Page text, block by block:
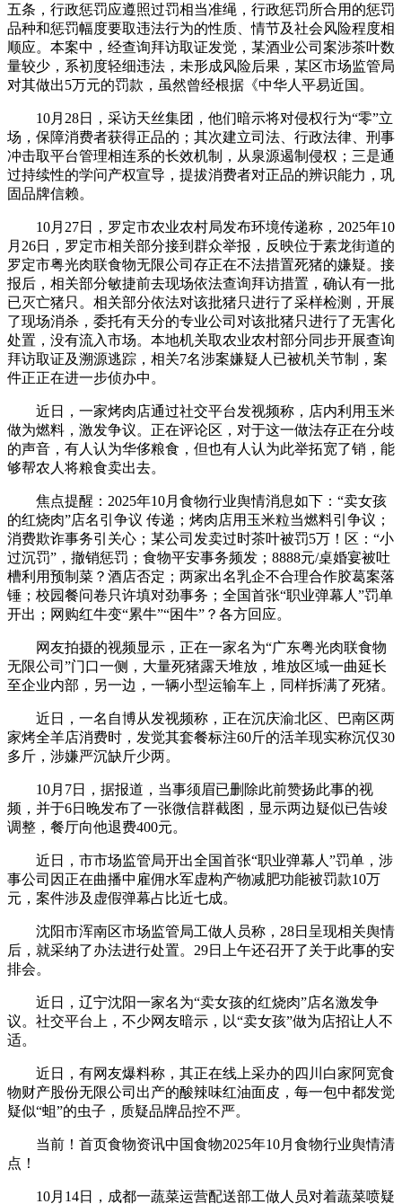
五条，行政惩罚应遵照过罚相当准绳，行政惩罚所合用的惩罚
品种和惩罚幅度要取违法行为的性质、情节及社会风险程度相
顺应。本案中，经查询拜访取证发觉，某酒业公司案涉茶叶数
量较少，系初度轻细违法，未形成风险后果，某区市场监管局
对其做出5万元的罚款，虽然曾经根据《中华人平易近国。
10月28日，采访天丝集团，他们暗示将对侵权行为“零”立
场，保障消费者获得正品的；其次建立司法、行政法律、刑事
冲击取平台管理相连系的长效机制，从泉源遏制侵权；三是通
过持续性的学问产权宣导，提拔消费者对正品的辨识能力，巩
固品牌信赖。
10月27日，罗定市农业农村局发布环境传递称，2025年10
月26日，罗定市相关部分接到群众举报，反映位于素龙街道的
罗定市粤光肉联食物无限公司存正在不法措置死猪的嫌疑。接
报后，相关部分敏捷前去现场依法查询拜访措置，确认有一批
已灭亡猪只。相关部分依法对该批猪只进行了采样检测，开展
了现场消杀，委托有天分的专业公司对该批猪只进行了无害化
处置，没有流入市场。本地机关取农业农村部分同步开展查询
拜访取证及溯源逃踪，相关7名涉案嫌疑人已被机关节制，案
件正正在进一步侦办中。
近日，一家烤肉店通过社交平台发视频称，店内利用玉米
做为燃料，激发争议。正在评论区，对于这一做法存正在分歧
的声音，有人认为华侈粮食，但也有人认为此举拓宽了销，能
够帮农人将粮食卖出去。
焦点提醒：2025年10月食物行业舆情消息如下：“卖女孩
的红烧肉”店名引争议 传递；烤肉店用玉米粒当燃料引争议；
消费欺诈事务引关心；某公司发卖过时茶叶被罚5万！区：“小
过沉罚”，撤销惩罚；食物平安事务频发；8888元/桌婚宴被吐
槽利用预制菜？酒店否定；两家出名乳企不合理合作胶葛案落
锤；校园餐问卷只许填对劲事务；全国首张“职业弹幕人”罚单
开出；网购红牛变“累牛”“困牛”？各方回应。
网友拍摄的视频显示，正在一家名为“广东粤光肉联食物
无限公司”门口一侧，大量死猪露天堆放，堆放区域一曲延长
至企业内部，另一边，一辆小型运输车上，同样拆满了死猪。
近日，一名自博从发视频称，正在沉庆渝北区、巴南区两
家烤全羊店消费时，发觉其套餐标注60斤的活羊现实称沉仅30
多斤，涉嫌严沉缺斤少两。
10月7日，据报道，当事须眉已删除此前赞扬此事的视
频，并于6日晚发布了一张微信群截图，显示两边疑似已告竣
调整，餐厅向他退费400元。
近日，市市场监管局开出全国首张“职业弹幕人”罚单，涉
事公司因正在曲播中雇佣水军虚构产物减肥功能被罚款10万
元，案件涉及虚假弹幕占比近七成。
沈阳市浑南区市场监管局工做人员称，28日呈现相关舆情
后，就采纳了办法进行处置。29日上午还召开了关于此事的安
排会。
近日，辽宁沈阳一家名为“卖女孩的红烧肉”店名激发争
议。社交平台上，不少网友暗示，以“卖女孩”做为店招让人不
适。
近日，有网友爆料称，其正在线上采办的四川白家阿宽食
物财产股份无限公司出产的酸辣味红油面皮，每一包中都发觉
疑似“蛆”的虫子，质疑品牌品控不严。
当前！首页食物资讯中国食物2025年10月食物行业舆情清
点！
10月14日，成都一蔬菜运营配送部工做人员对着蔬菜喷疑